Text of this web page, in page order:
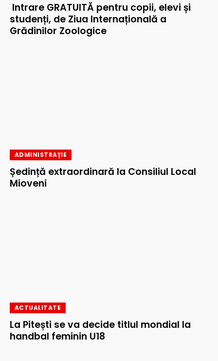
Intrare GRATUITĂ pentru copii, elevi și
studenți, de Ziua Internațională a
Grădinilor Zoologice
ADMINISTRAȚIE
Ședință extraordinară la Consiliul Local
Mioveni
ACTUALITATE
La Pitești se va decide titlul mondial la
handbal feminin U18